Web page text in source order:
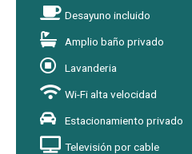
Desayuno incluido
Amplio baño privado
Lavanderia
Wi-Fi alta velocidad
Estacionamiento privado
Televisión por cable